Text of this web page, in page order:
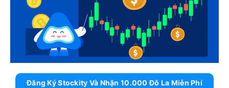
Đăng Ký Stockity Và Nhận 10.000 Đô La Miễn Phí